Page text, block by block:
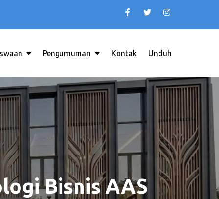
Pengumuman Kontak Unduh
Bisnis AAS